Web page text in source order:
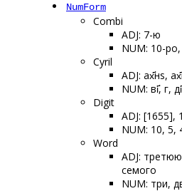
NumForm
Combi
ADJ: 7-ю
NUM: 10-
Cyril
ADJ: ах҃нѕ,
NUM: ві҃, г,
Digit
ADJ: [1655],
NUM: 10, 5,
Word
ADJ:
семого
NUM: три,